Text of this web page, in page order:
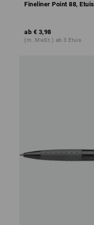
Fineliner Point 88, Etuis
ab € 3,98
(m. MwSt.) ab 3 Etuis